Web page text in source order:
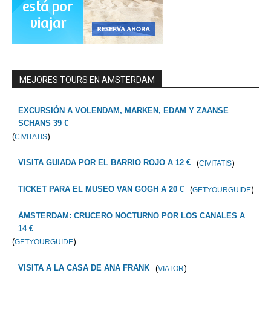
MEJORES TOURS EN AMSTERDAM
EXCURSIÓN A VOLENDAM, MARKEN, EDAM Y ZAANSE
SCHANS 39 €
(CIVITATIS)
VISITA GUIADA POR EL BARRIO ROJO A 12 € (CIVITATIS)
TICKET PARA EL MUSEO VAN GOGH A 20 € (GETYOURGUIDE)
ÁMSTERDAM: CRUCERO NOCTURNO POR LOS CANALES A
14 €
(GETYOURGUIDE)
VISITA A LA CASA DE ANA FRANK (VIATOR)